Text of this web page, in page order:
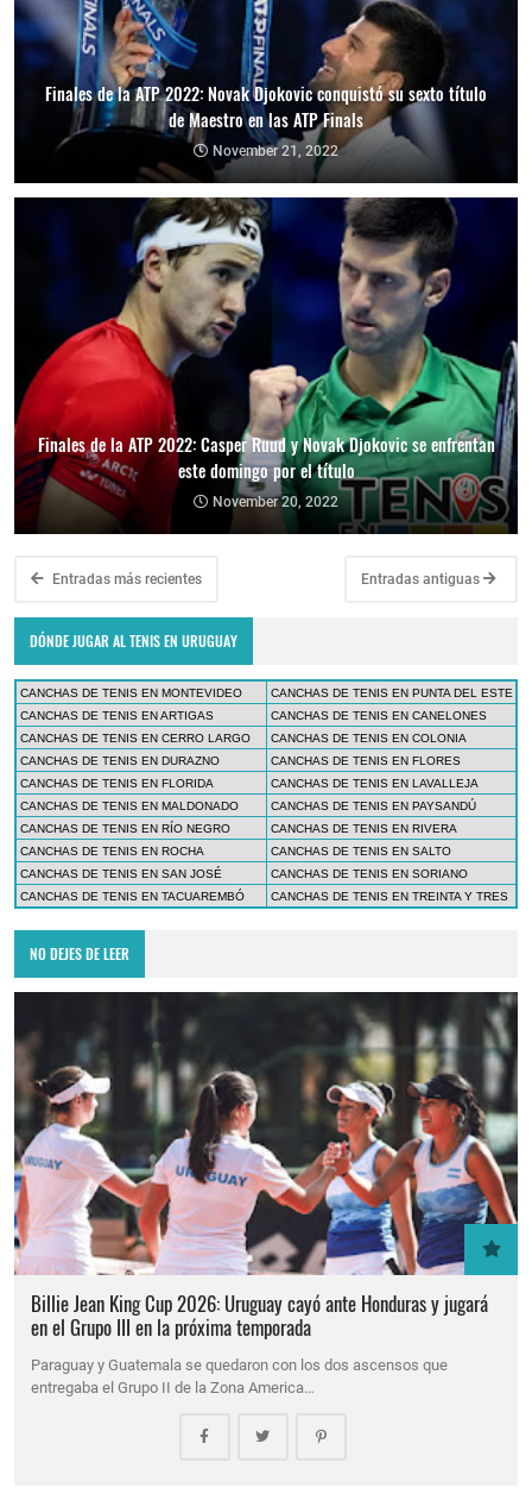
Finales de la ATP 2022: Novak Djokovic conquistó su sexto título
de Maestro en las ATP Finals
November 21, 2022
Finales de la ATP 2022: Casper Ruud y Novak Djokovic se enfrentan
este domingo por el título
November 20, 2022
Entradas más recientes Entradas antiguas
DÓNDE JUGAR AL TENIS EN URUGUAY
CANCHAS DE TENIS EN MONTEVIDEO
CANCHAS DE TENIS EN PUNTA DEL ESTE
CANCHAS DE TENIS EN ARTIGAS
CANCHAS DE TENIS EN CANELONES
CANCHAS DE TENIS EN CERRO LARGO
CANCHAS DE TENIS EN COLONIA
CANCHAS DE TENIS EN DURAZNO
CANCHAS DE TENIS EN FLORES
CANCHAS DE TENIS EN FLORIDA
CANCHAS DE TENIS EN LAVALLEJA
CANCHAS DE TENIS EN MALDONADO
CANCHAS DE TENIS EN PAYSANDÚ
CANCHAS DE TENIS EN RÍO NEGRO
CANCHAS DE TENIS EN RIVERA
CANCHAS DE TENIS EN ROCHA
CANCHAS DE TENIS EN SALTO
CANCHAS DE TENIS EN SAN JOSÉ
CANCHAS DE TENIS EN SORIANO
CANCHAS DE TENIS EN TACUAREMBÓ
CANCHAS DE TENIS EN TREINTA Y TRES
NO DEJES DE LEER
Billie Jean King Cup 2026: Uruguay cayó ante Honduras y jugará
en el Grupo III en la próxima temporada
Paraguay y Guatemala se quedaron con los dos ascensos que
entregaba el Grupo II de la Zona America…